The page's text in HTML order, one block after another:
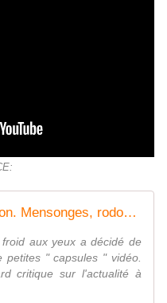
Vidéo : Ukraine et information. Mensonges, rodomontades et experts stipendiés. - Vu du Droit
aux yeux a décidé de
" capsules " vidéo.
critique sur l'actualité à